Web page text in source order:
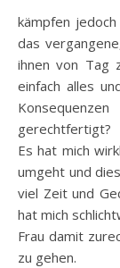
kämpfen
das
ihnen von Tag
einfach alles
gerechtfertigt?
Es hat mich
umgeht und
viel Zeit und
hat mich
Frau damit
zu gehen.